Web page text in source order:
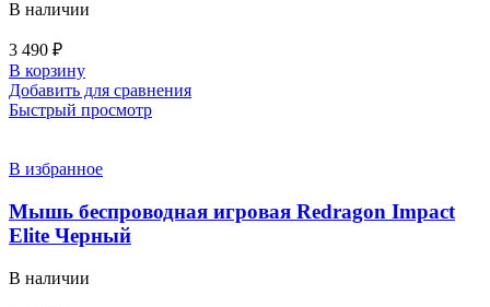
В наличии
3 490 ₽
В корзину
Добавить для сравнения
Быстрый просмотр
В избранное
Мышь беспроводная игровая Redragon Impact
Elite Черный
В наличии